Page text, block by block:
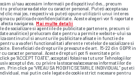
Foto15/32
și/sau accesăm informații pe dispozitivul dvs., precum
prelucrarea datelor cu caracter personal. Puteți accepta sau
clic mai jos, respectiv vă puteți opune utilizării unui interes
cu politica de confidențialitate. Aceste alegeri vor fi raportate
navigarea. Mai multe detalii
de socializare si agentiile de publicitate partenere, precum si
analitice) prelucram date pentru a permite website-ului sa
continutul si anunturile publicitare afisate in functie de
a va oferi functionalitati aferente retelelor de socializare si
Beneficiati de drepturile prevazute de art. 15-22 din GDPR in
cu caracter personal. Aceste drepturi pot fi exercitate prin
click pe “ACCEPT TOATE”, acceptati folosirea tuturor Tehnologiilor
acceptul dvs. cu privire la stocarea/accesarea informatiilor de
Prin click pe “VREAU SA MODIFIC SETARILE INDIVIDUAL” puteti
mai putin cele legate de cookie strict necesare pentru